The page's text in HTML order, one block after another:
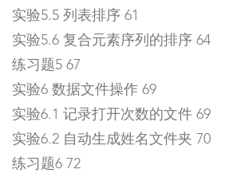
实验5.5 列表排序 61
实验5.6 复合元素序列的排序 64
练习题5 67
实验6 数据文件操作 69
实验6.1 记录打开次数的文件 69
实验6.2 自动生成姓名文件夹 70
练习题6 72